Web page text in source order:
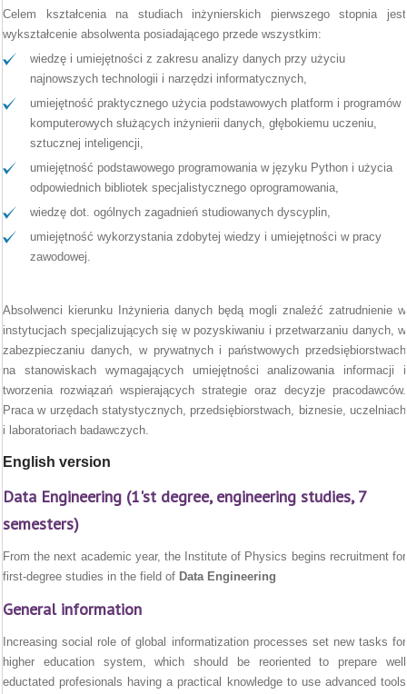
Celem kształcenia na studiach inżynierskich pierwszego stopnia jest
wykształcenie absolwenta posiadającego przede wszystkim:
wiedzę i umiejętności z zakresu analizy danych przy użyciu
najnowszych technologii i narzędzi informatycznych,
umiejętność praktycznego użycia podstawowych platform i programów
komputerowych służących inżynierii danych, głębokiemu uczeniu,
sztucznej inteligencji,
umiejętność podstawowego programowania w języku Python i użycia
odpowiednich bibliotek specjalistycznego oprogramowania,
wiedzę dot. ogólnych zagadnień studiowanych dyscyplin,
umiejętność wykorzystania zdobytej wiedzy i umiejętności w pracy
zawodowej.
Absolwenci kierunku Inżynieria danych będą mogli znaleźć zatrudnienie w
instytucjach specjalizujących się w pozyskiwaniu i przetwarzaniu danych, w
zabezpieczaniu danych, w prywatnych i państwowych przedsiębiorstwach
na stanowiskach wymagających umiejętności analizowania informacji i
tworzenia rozwiązań wspierających strategie oraz decyzje pracodawców.
Praca w urzędach statystycznych, przedsiębiorstwach, biznesie, uczelniach
i laboratoriach badawczych.
English version
Data Engineering (1'st degree, engineering studies, 7
semesters)
From the next academic year, the Institute of Physics begins recruitment for
first-degree studies in the field of Data Engineering
General information
Increasing social role of global informatization processes set new tasks for
higher education system, which should be reoriented to prepare well
eductated profesionals having a practical knowledge to use advanced tools